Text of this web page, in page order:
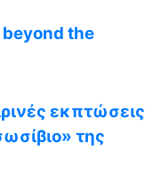
the
εκπτώσεις
της